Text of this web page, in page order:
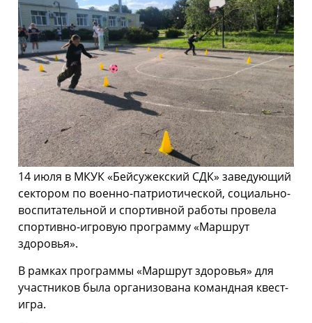
14 июля в МКУК «Бейсужекский СДК» заведующий
сектором по военно-патриотической, социально-
воспитательной и спортивной работы провела
спортивно-игровую программу «Маршрут
здоровья».
В рамках программы «Маршрут здоровья» для
участников была организована командная квест-
игра.